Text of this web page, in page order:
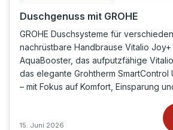
Duschgenuss mit GROHE
GROHE Duschsysteme für
nachrüstbare Handbrause Vitalio Joy+
AquaBooster, das aufputzfähige
das elegante Grohtherm SmartControl
– mit Fokus auf Komfort, Einsparung
15. Juni 2026